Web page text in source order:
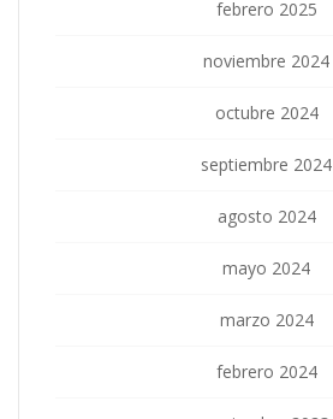
febrero 2025
noviembre 2024
octubre 2024
septiembre 2024
agosto 2024
mayo 2024
marzo 2024
febrero 2024